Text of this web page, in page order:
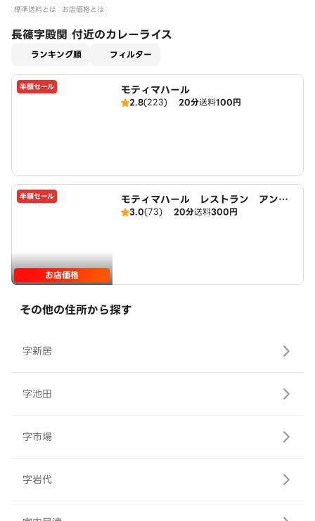
標準送料とは お店価格とは
長篠字殿関 付近のカレーライス
ランキング順 フィルター
半額セール モティマハール
2.8(223) 20分送料100円
半額セール
お店価格
モティマハール レストラン アンド
バー
3.0(73) 20分送料300円
その他の住所から探す
字新居
字池田
字市場
字岩代